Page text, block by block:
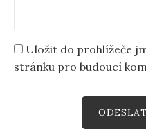
Uložit do prohlížeče
stránku pro budoucí